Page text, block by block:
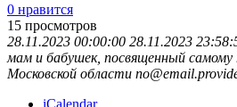
0 нравится
15 просмотров
28.11.2023 00:00:00 28.11.2023
мам и бабушек, посвященный
Московской области
iCalendar